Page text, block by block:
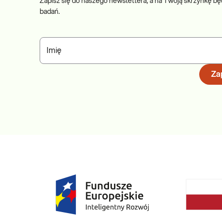
badań.
Imię